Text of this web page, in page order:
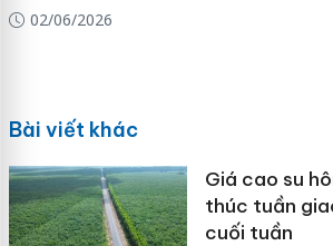
02/06/2026
Bài viết khác
Giá cao su
thúc tuần
cuối tuần